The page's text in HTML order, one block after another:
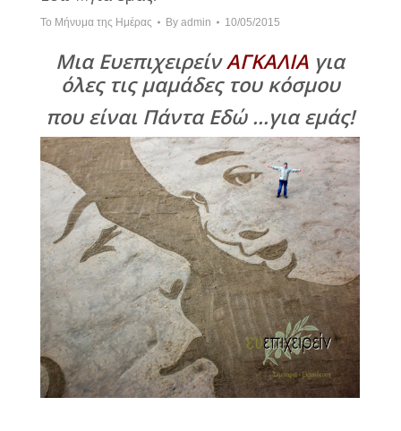
Το Μήνυμα της Ημέρας By admin 10/05/2015
Μια ΕυεπιχειρείνΑΓΚΑΛΙΑ για
όλες τις μαμάδες του κόσμου
που είναι Πάντα Εδώ …για εμάς!